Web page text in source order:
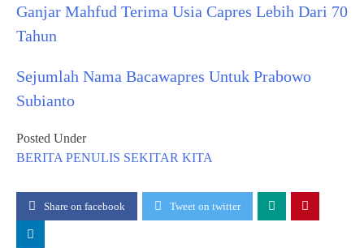
Ganjar Mahfud Terima Usia Capres Lebih Dari 70
Tahun
Sejumlah Nama Bacawapres Untuk Prabowo
Subianto
Posted Under
BERITA PENULIS SEKITAR KITA
Share on facebook Tweet on twitter